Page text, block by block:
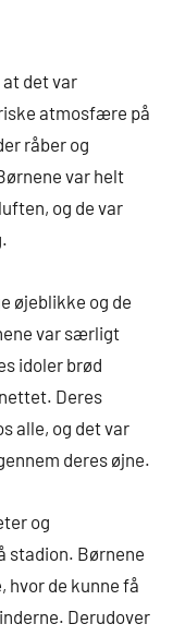
det var
atmosfære på
råber og
var helt
og de var
øjeblikke og de
var særligt
idoler brød
Deres
alle, og det var
deres øjne.
og
stadion. Børnene
hvor de kunne få
Derudover